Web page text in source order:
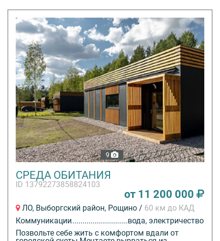
9
СРЕДА ОБИТАНИЯ
ID 13792273858824103
от 11 200 000
ЛО, Выборгский район, Рощино / 60 км до КАД
Коммуникации
вода, электричество
Позвольте себе жить с комфортом вдали от